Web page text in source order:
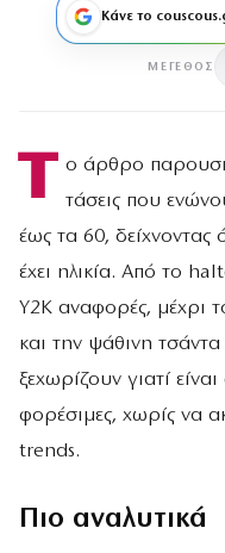
Κάνε το
ΜΈΓΕΘΟΣ
Τ ο άρθρο
τάσεις που
έως τα 60, δείχνοντας
έχει ηλικία. Από το
Y2K αναφορές, μέχρι
και την ψάθινη τσάντα
ξεχωρίζουν γιατί
φορέσιμες, χωρίς να
trends.
Πιο αναλυτικά